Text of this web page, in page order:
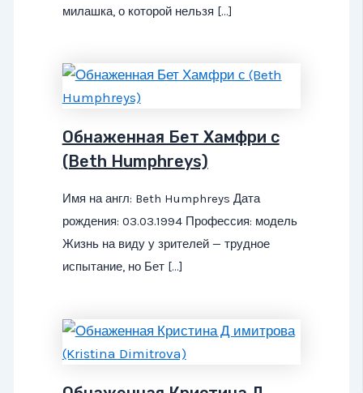
милашка, о которой нельзя […]
Обнаженная Бет Хамфри с
(Beth Humphreys)
Имя на англ: Beth Humphreys Дата
рождения: 03.03.1994 Профессия: модель
Жизнь на виду у зрителей — трудное
испытание, но Бет […]